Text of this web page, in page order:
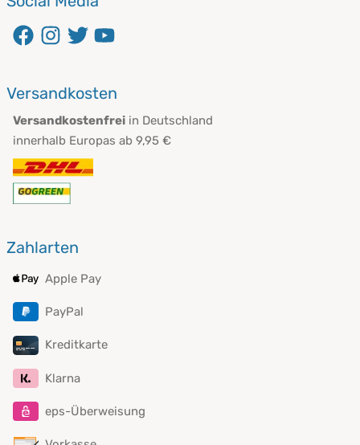
Versandkosten
Versandkostenfrei in Deutschland
innerhalb Europas ab 9,95 €
Zahlarten
Apple Pay
PayPal
Kreditkarte
Klarna
eps-Überweisung